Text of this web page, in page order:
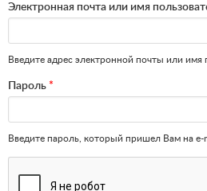
Электронная почта или имя
Введите адрес электронной почты или имя
Пароль *
Введите пароль, который пришел Вам на e-